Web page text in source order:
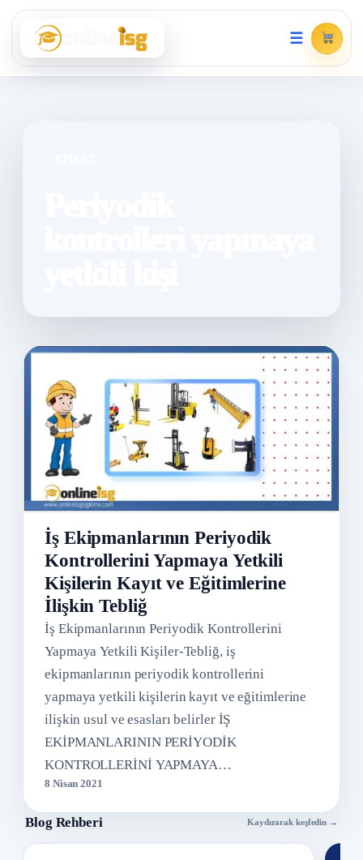
☰
İş Ekipmanlarının Periyodik
Kontrollerini Yapmaya Yetkili
Kişilerin Kayıt ve Eğitimlerine
İlişkin Tebliğ
İş Ekipmanlarının Periyodik Kontrollerini
Yapmaya Yetkili Kişiler-Tebliğ, iş
ekipmanlarının periyodik kontrollerini
yapmaya yetkili kişilerin kayıt ve eğitimlerine
ilişkin usul ve esasları belirler İŞ
EKİPMANLARININ PERİYODİK
KONTROLLERİNİ YAPMAYA
YETKİLİ KİŞİLERİN KAYIT VE…
8 Nisan 2021
Blog Rehberi Kaydırarak keşfedin →